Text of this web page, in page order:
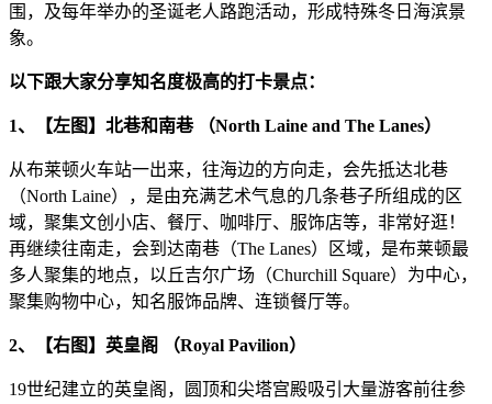
围，及每年举办的圣诞老人路跑活动，形成特殊冬日海滨景
象。
以下跟大家分享知名度极高的打卡景点：
1、【左图】北巷和南巷 （North Laine and The Lanes）
从布莱顿火车站一出来，往海边的方向走，会先抵达北巷
（North Laine），是由充满艺术气息的几条巷子所组成的区
域，聚集文创小店、餐厅、咖啡厅、服饰店等，非常好逛！
再继续往南走，会到达南巷（The Lanes）区域，是布莱顿最
多人聚集的地点，以丘吉尔广场（Churchill Square）为中心，
聚集购物中心，知名服饰品牌、连锁餐厅等。
2、【右图】英皇阁 （Royal Pavilion）
19世纪建立的英皇阁，圆顶和尖塔宫殿吸引大量游客前往参